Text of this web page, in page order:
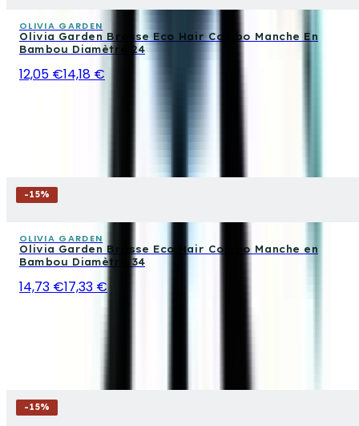
OLIVIA GARDEN
Olivia Garden Brosse Eco Hair Combo Manche En
Bambou Diamètre 24
12,05 €14,18 €
-15%
OLIVIA GARDEN
Olivia Garden Brosse Eco Hair Combo Manche en
Bambou Diamètre 34
14,73 €17,33 €
-15%